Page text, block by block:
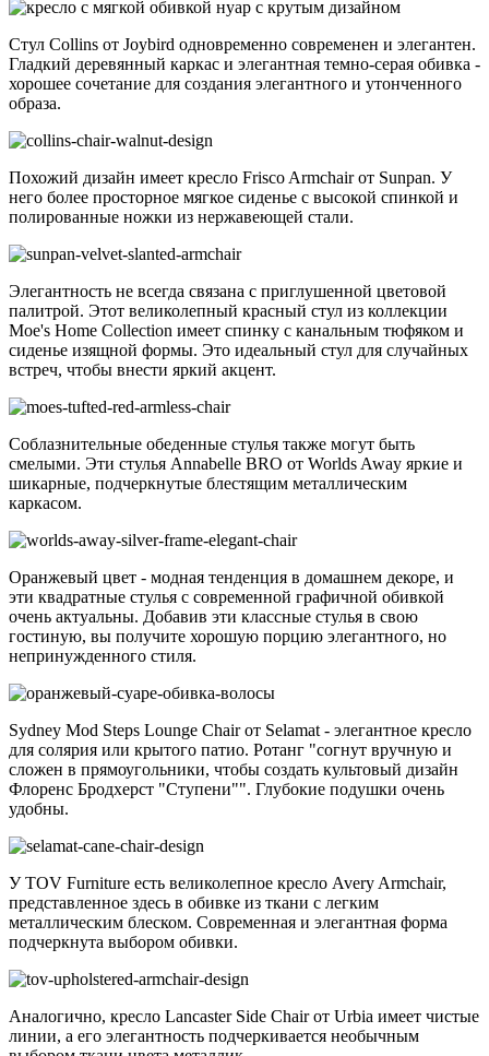
Стул Collins от Joybird одновременно современен и элегантен.
Гладкий деревянный каркас и элегантная темно-серая обивка -
хорошее сочетание для создания элегантного и утонченного
образа.
Похожий дизайн имеет кресло Frisco Armchair от Sunpan. У
него более просторное мягкое сиденье с высокой спинкой и
полированные ножки из нержавеющей стали.
Элегантность не всегда связана с приглушенной цветовой
палитрой. Этот великолепный красный стул из коллекции
Moe's Home Collection имеет спинку с канальным тюфяком и
сиденье изящной формы. Это идеальный стул для случайных
встреч, чтобы внести яркий акцент.
Соблазнительные обеденные стулья также могут быть
смелыми. Эти стулья Annabelle BRO от Worlds Away яркие и
шикарные, подчеркнутые блестящим металлическим
каркасом.
Оранжевый цвет - модная тенденция в домашнем декоре, и
эти квадратные стулья с современной графичной обивкой
очень актуальны. Добавив эти классные стулья в свою
гостиную, вы получите хорошую порцию элегантного, но
непринужденного стиля.
Sydney Mod Steps Lounge Chair от Selamat - элегантное кресло
для солярия или крытого патио. Ротанг "согнут вручную и
сложен в прямоугольники, чтобы создать культовый дизайн
Флоренс Бродхерст "Ступени"". Глубокие подушки очень
удобны.
У TOV Furniture есть великолепное кресло Avery Armchair,
представленное здесь в обивке из ткани с легким
металлическим блеском. Современная и элегантная форма
подчеркнута выбором обивки.
Аналогично, кресло Lancaster Side Chair от Urbia имеет чистые
линии, а его элегантность подчеркивается необычным